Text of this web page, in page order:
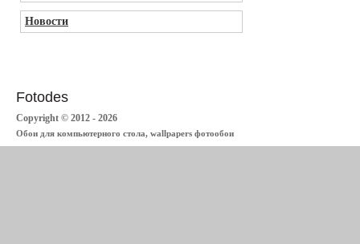
Новости
Fotodes
Copyright © 2012 - 2026
Обои для компьютерного стола, wallpapers фотообои